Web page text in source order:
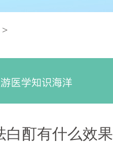
白酊有什么效果